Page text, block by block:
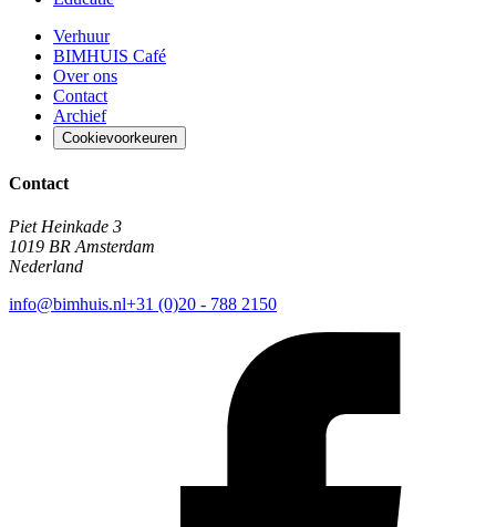
Verhuur
BIMHUIS Café
Over ons
Contact
Archief
Cookievoorkeuren
Contact
Piet Heinkade 3
1019 BR Amsterdam
Nederland
info@bimhuis.nl+31 (0)20 - 788 2150